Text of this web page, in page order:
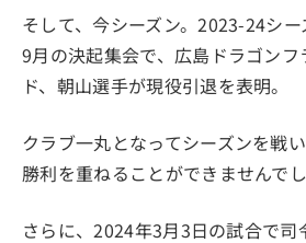
そして、今シーズン。2023-24シ
9月の決起集会で、広島ドラゴン
ド、朝山選手が現役引退を表明。
クラブ一丸となってシーズンを戦
勝利を重ねることができませんでし
さらに、2024年3月3日の試合で